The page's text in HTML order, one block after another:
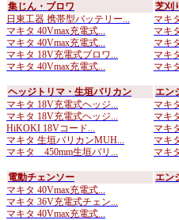
集じん・ブロワ
日東工器 携帯型バッテリー...
マキタ 40Vmax充電式...
マキタ 40Vmax充電式...
マキタ 18V充電式ブロワ...
マキタ 40Vmax充電式...
芝刈
マキ
マキ
マキ
マキ
マキ
ヘッジトリマ・生垣バリカン
マキタ 18V充電式ヘッジ...
マキタ 18V充電式ヘッジ...
HiKOKI 18Vコード...
マキタ 生垣バリカンMUH...
マキタ 450mm生垣バリ...
エン
マキ
マキ
マキ
マキ
マキ
電動チェンソー
マキタ 40Vmax充電式...
マキタ 36V充電式チェン...
マキタ 40Vmax充電式...
エン